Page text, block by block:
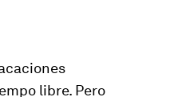
libre. Pero